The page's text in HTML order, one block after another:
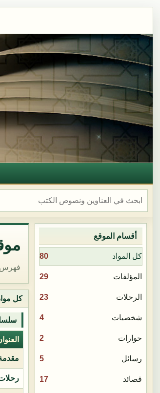
أقسام الموقع
كل المواد 80
المؤلفات 29
الرحلات 23
شخصيات 4
حوارات 2
رسائل 5
قصائد 17
فهرس
كل
رحلات